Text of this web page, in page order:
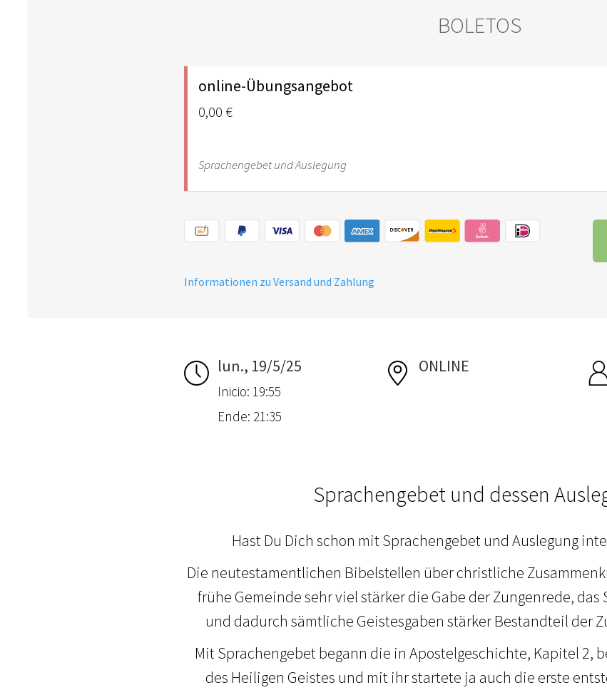
BOLETOS
online-Übungsangebot
0,00 €
Sprachengebet und Auslegung
Informationen zu Versand und Zahlung
lun., 19/5/25
Inicio: 19:55
Ende: 21:35
ONLINE
Sprachengebet und dessen
Hast Du Dich schon mit Sprachengebet und Auslegung
Die neutestamentlichen Bibelstellen über christliche
frühe Gemeinde sehr viel stärker die Gabe der Zungenrede,
und dadurch sämtliche Geistesgaben stärker Bestandteil der
Mit Sprachengebet begann die in Apostelgeschichte, Kapitel 2,
des Heiligen Geistes und mit ihr startete ja auch die erste